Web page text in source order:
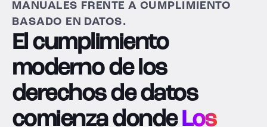
MANUALES FRENTE A CUMPLIMIENTO
BASADO EN DATOS.
El cumplimiento
moderno de los
derechos de datos
comienza dondeLos